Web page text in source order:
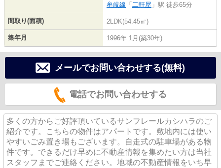
牟岐線 「 二軒屋 」駅 徒歩65分
間取り(面積) 2LDK(54.45㎡)
築年月 1996年 1月(築30年)
メールでお問い合わせする(無料)
電話でお問い合わせする
多くの方からご好評頂いているサンフレールカシハラのご
紹介です。こちらの物件はアパートです。敷地内には使い
やすいごみ置き場もございます。自走式の駐車場がある物
件です。できるだけ早めに不動産情報を集めたい方は当社
スタッフまでご連絡ください。地域の不動産情報をいち早